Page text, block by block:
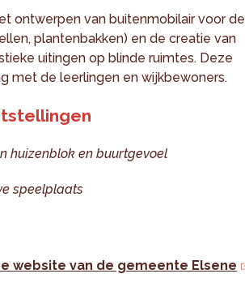
ontwerpen van buitenmobilair voor de
plantenbakken) en de creatie van
uitingen op blinde ruimtes. Deze
met de leerlingen en wijkbewoners.
huizenblok en buurtgevoel
speelplaats
website van de gemeente Elsene